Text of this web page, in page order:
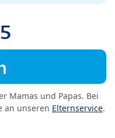
Mamas und Papas. Bei
an unseren Elternservice.